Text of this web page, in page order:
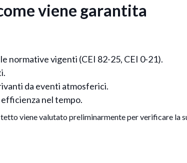
viene garantita
normative vigenti (CEI 82-25, CEI 0-21).
da eventi atmosferici.
nel tempo.
viene valutato preliminarmente per verificare la